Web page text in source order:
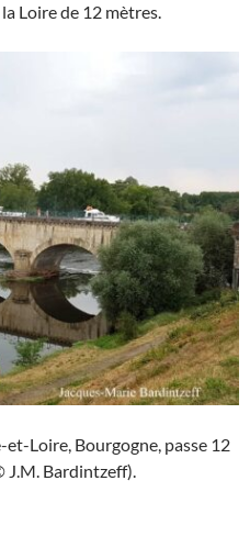
Loire de 12 mètres.
Loire, Bourgogne, passe 12
J.M. Bardintzeff).
canal de Digoin, Bourgogne